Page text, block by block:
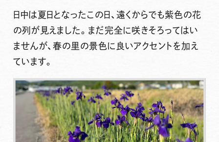
日中は夏日となったこの日、遠くからでも紫色の花
の列が見えました。まだ完全に咲きそろってはい
ませんが、春の里の景色に良いアクセントを加え
ています。